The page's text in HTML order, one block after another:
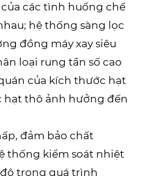
các tình huống chế
hệ thống sàng lọc
đồng máy xay siêu
loại rung tần số cao
của kích thước hạt
thô ảnh hưởng đến
đảm bảo chất
thống kiểm soát nhiệt
trong quá trình